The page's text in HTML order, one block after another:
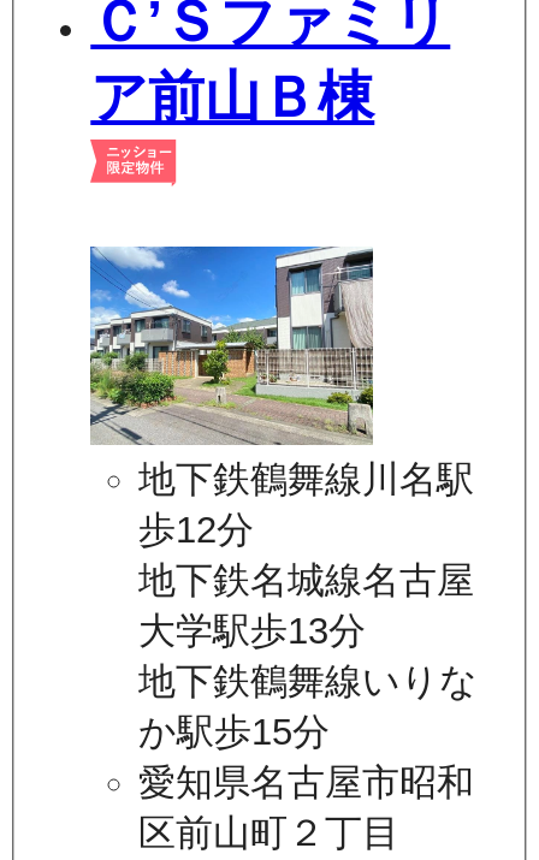
Ｃ’Ｓファミリ
ア前山Ｂ棟
地下鉄鶴舞線川名駅
歩12分
地下鉄名城線名古屋
大学駅歩13分
地下鉄鶴舞線いりな
か駅歩15分
愛知県名古屋市昭和
区前山町２丁目